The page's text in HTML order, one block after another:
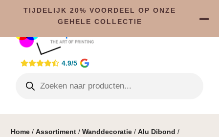
4.9/5
Home /Assortiment /Wanddecoratie /Alu Dibond /
TIJDELIJK 20% VOORDEEL OP ONZE
GEHELE COLLECTIE